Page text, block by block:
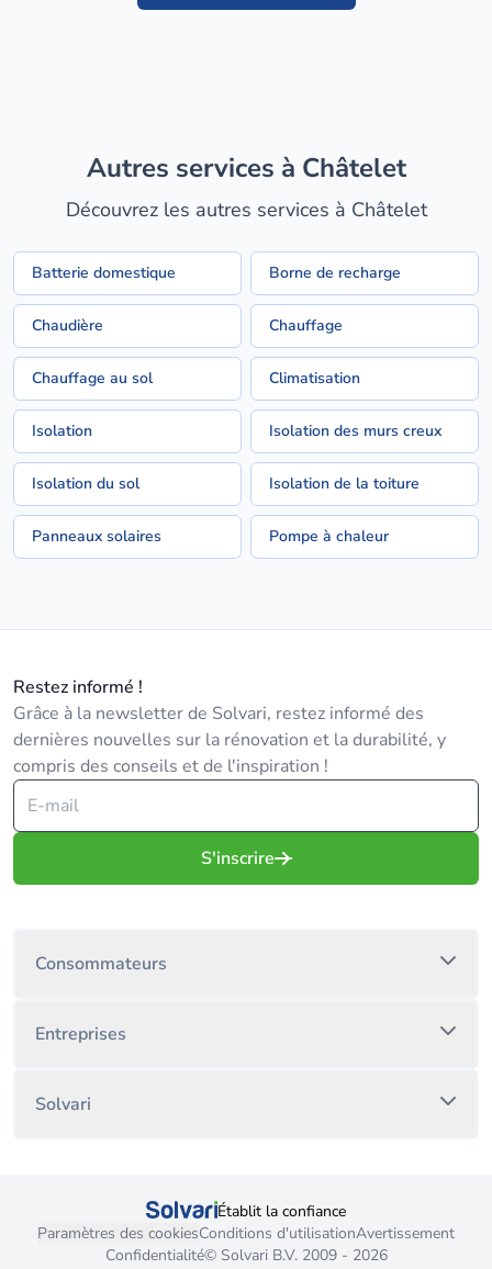
Autres services à Châtelet
Découvrez les autres services à Châtelet
Batterie domestique Borne de recharge
Chaudière Chauffage
Chauffage au sol Climatisation
Isolation Isolation des murs creux
Isolation du sol Isolation de la toiture
Panneaux solaires Pompe à chaleur
Restez informé !
Grâce à la newsletter de Solvari, restez informé des
dernières nouvelles sur la rénovation et la durabilité, y
compris des conseils et de l'inspiration !
S'inscrire
Consommateurs
Entreprises
Solvari
Établit la confiance
Paramètres des cookiesConditions d'utilisationAvertissement
Confidentialité© Solvari B.V. 2009 - 2026